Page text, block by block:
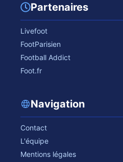
Partenaires
Livefoot
FootParisien
Football Addict
Foot.fr
Navigation
Contact
L'équipe
Mentions légales